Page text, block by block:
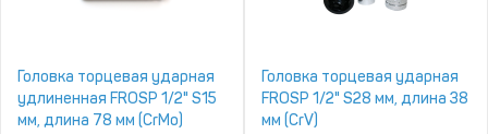
Головка торцевая ударная
удлиненная FROSP 1/2" S15
мм, длина 78 мм (CrMo)
Головка торцевая ударная
FROSP 1/2" S28 мм, длина 38
мм (CrV)